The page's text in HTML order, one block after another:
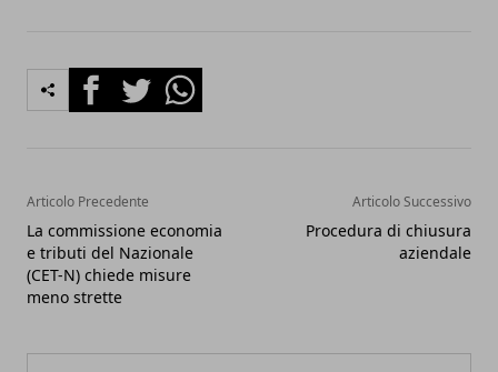
FacebookTwitterWhatsapp
Articolo Precedente
La commissione economia
e tributi del Nazionale
(CET-N) chiede misure
meno strette
Articolo Successivo
Procedura di chiusura
aziendale